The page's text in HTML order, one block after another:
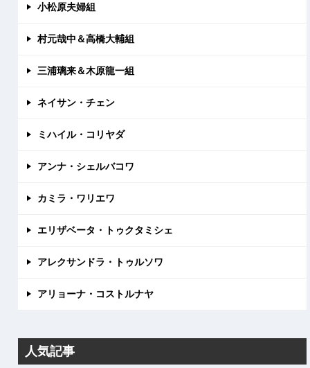
小松原夫婦組
村元哉中＆高橋大輔組
三浦璃来＆木原龍一組
ネイサン・チェン
ミハイル・コリヤダ
アンナ・シェルバコワ
カミラ・ワリエワ
エリザベータ・トゥクタミシェ
アレクサンドラ・トゥルソワ
アリョーナ・コストルナヤ
人気記事